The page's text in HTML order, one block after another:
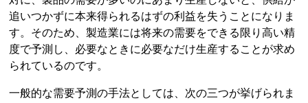
追いつかずに本来得られるはずの利益を失うことになりま
す。そのため、製造業には将来の需要をできる限り高い精
度で予測し、必要なときに必要なだけ生産することが求め
られているのです。
一般的な需要予測の手法としては、次の三つが挙げられま